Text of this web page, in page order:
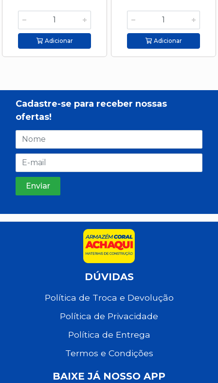
Adicionar Adicionar
Cadastre-se para receber nossas
ofertas!
DÚVIDAS
Política de Troca e Devolução
Política de Privacidade
Política de Entrega
Termos e Condições
BAIXE JÁ NOSSO APP